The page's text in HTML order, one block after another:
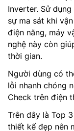
Inverter. Sử
sự ma sát khi
điện năng, máy
nghệ này còn
thời gian.
Người dùng có
lỗi nhanh chóng
Check trên điện
Trên đây là Top
thiết kế đẹp nên